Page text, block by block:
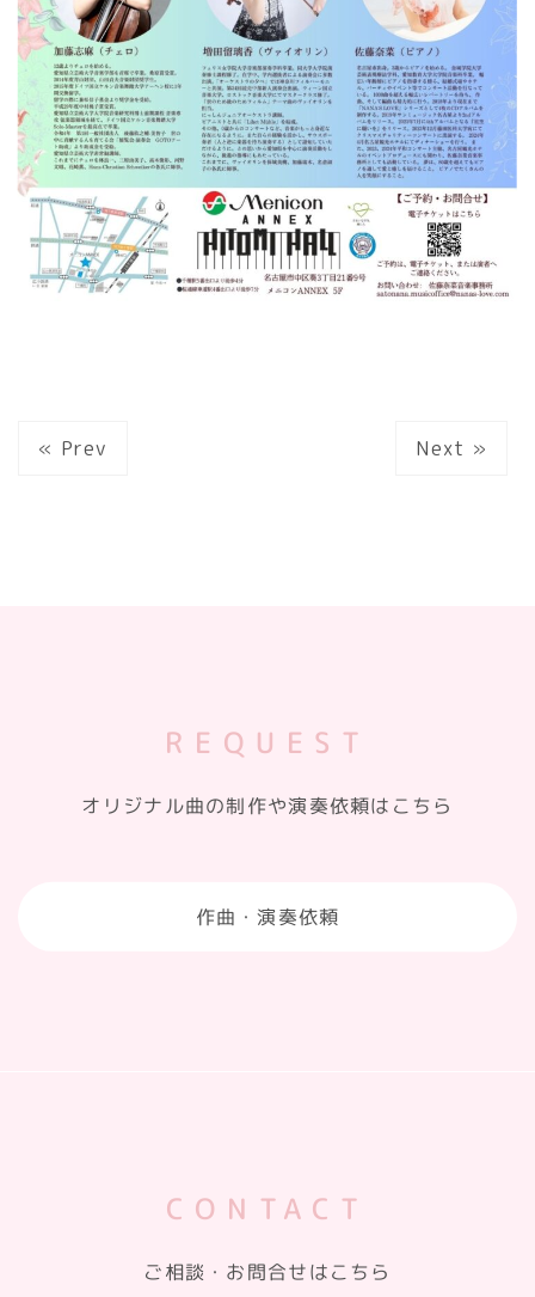
« Prev Next »
REQUEST
オリジナル曲の制作や演奏依頼はこちら
作曲・演奏依頼
CONTACT
ご相談・お問合せはこちら